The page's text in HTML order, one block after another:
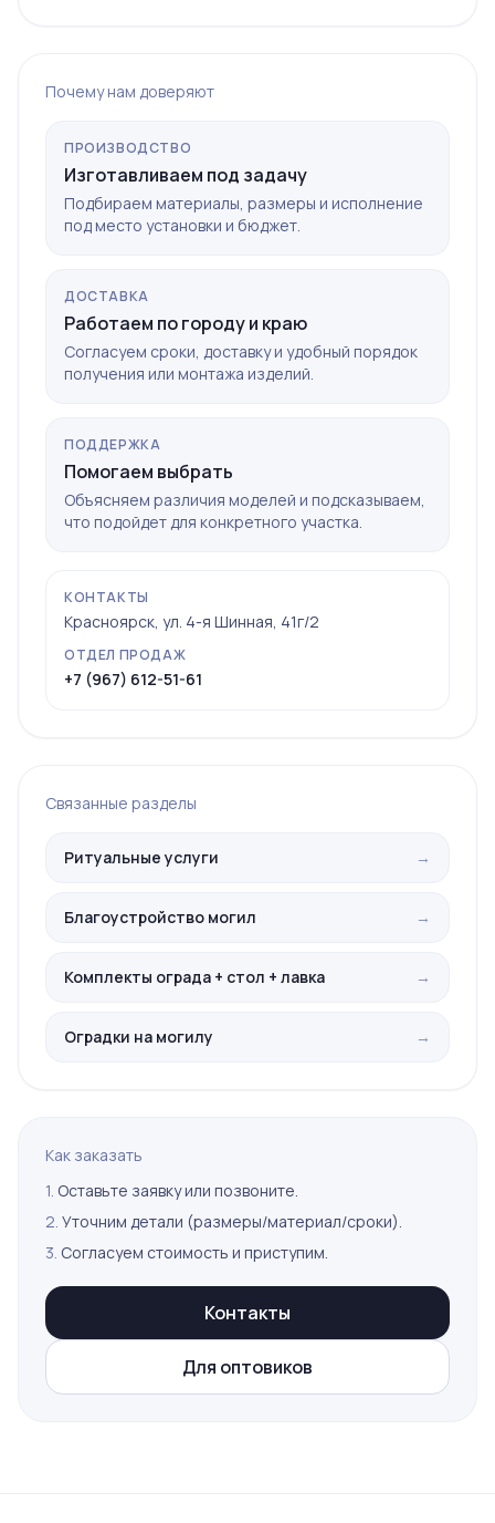
Почему нам доверяют
ПРОИЗВОДСТВО
Изготавливаем под задачу
Подбираем материалы, размеры и исполнение
под место установки и бюджет.
ДОСТАВКА
Работаем по городу и краю
Согласуем сроки, доставку и удобный порядок
получения или монтажа изделий.
ПОДДЕРЖКА
Помогаем выбрать
Объясняем различия моделей и подсказываем,
что подойдет для конкретного участка.
КОНТАКТЫ
Красноярск, ул. 4-я Шинная, 41г/2
ОТДЕЛ ПРОДАЖ
+7 (967) 612-51-61
Связанные разделы
Ритуальные услуги →
Благоустройство могил →
Комплекты ограда + стол + лавка →
Оградки на могилу →
Как заказать
1. Оставьте заявку или позвоните.
2. Уточним детали (размеры/материал/сроки).
3. Согласуем стоимость и приступим.
Контакты
Для оптовиков